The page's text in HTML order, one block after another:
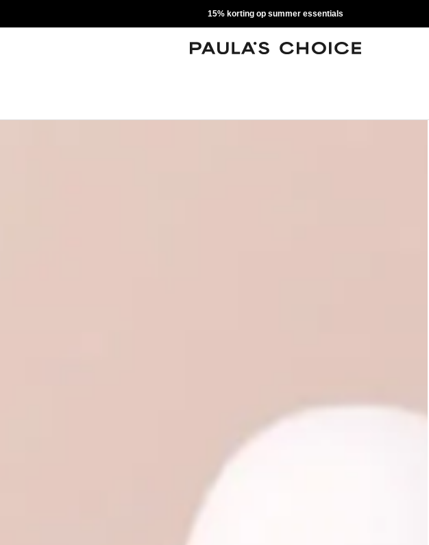
15% korting op summer essentials